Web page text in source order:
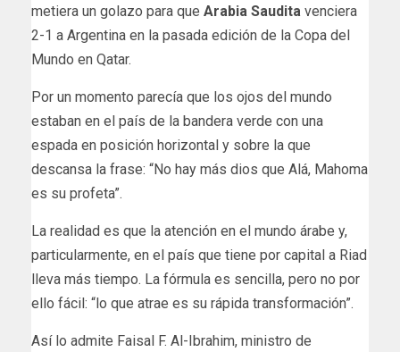
metiera un golazo para que Arabia Saudita venciera
2-1 a Argentina en la pasada edición de la Copa del
Mundo en Qatar.
Por un momento parecía que los ojos del mundo
estaban en el país de la bandera verde con una
espada en posición horizontal y sobre la que
descansa la frase: “No hay más dios que Alá, Mahoma
es su profeta”.
La realidad es que la atención en el mundo árabe y,
particularmente, en el país que tiene por capital a Riad
lleva más tiempo. La fórmula es sencilla, pero no por
ello fácil: “lo que atrae es su rápida transformación”.
Así lo admite Faisal F. Al-Ibrahim, ministro de